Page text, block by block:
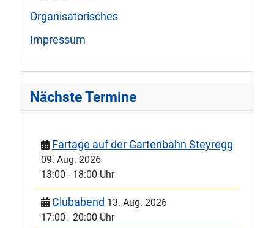
Organisatorisches
Impressum
Nächste Termine
Fartage auf der Gartenbahn Steyregg
09. Aug. 2026
13:00 - 18:00 Uhr
Clubabend 13. Aug. 2026
17:00 -20:00 Uhr